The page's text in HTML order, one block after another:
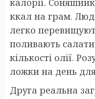
калорії.
ккал на грам.
легко
поливають
кількості олії.
ложки на день
Друга реальна